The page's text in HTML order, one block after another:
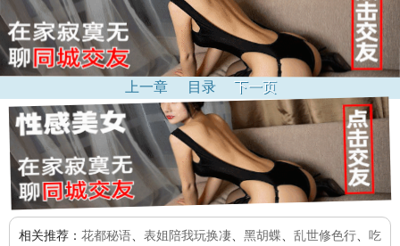
上一章 目录 下一页
相关推荐： 花都秘语 表姐陪我玩换凄 黑胡蝶 乱世修色行
吃